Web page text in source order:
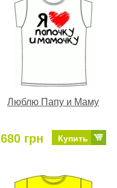
Люблю Папу и Маму
680 грн Купить